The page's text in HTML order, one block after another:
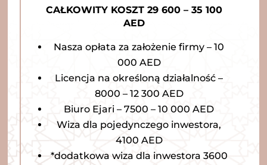
CAŁKOWITY KOSZT 29 600 – 35 100
AED
Nasza opłata za założenie firmy – 10
000 AED
Licencja na określoną działalność –
8000 – 12 300 AED
Biuro Ejari – 7500 – 10 000 AED
Wiza dla pojedynczego inwestora,
4100 AED
*dodatkowa wiza dla inwestora 3600